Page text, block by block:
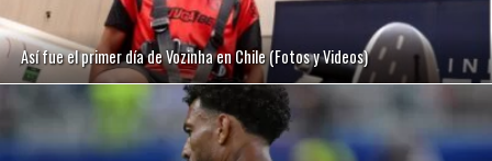
Así fue el primer día de Vozinha en Chile (Fotos y Videos)